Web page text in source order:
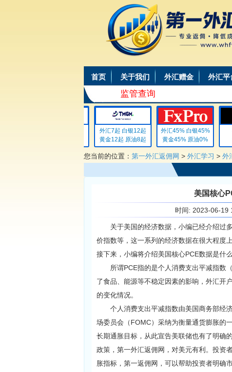
首页 关于我们 外汇赠金 外汇平
监管查询
外汇7起 白银12起
黄金12起 原油8起
外汇45% 白银45%
黄金45% 原油0%
您当前的位置： 第一外汇返佣网 > 外汇学习 > 外
美国核心
时间: 2023-06-19
关于美国的经济数据，小编已经介绍过多
价指数等，这一系列的经济数据在很大程度
接下来，小编将介绍美国核心PCE数据是什
所谓PCE指的是个人消费支出平减指数（
了食品、能源等不稳定因素的影响，外汇开
的变化情况。
个人消费支出平减指数由美国商务部经济
场委员会（FOMC）采纳为衡量通货膨胀的
长期通胀目标，从此宣告美联储也有了明确
政策，第一外汇返佣网，对美元有利。投资
胀指标，第一返佣网，可以帮助投资者明确市